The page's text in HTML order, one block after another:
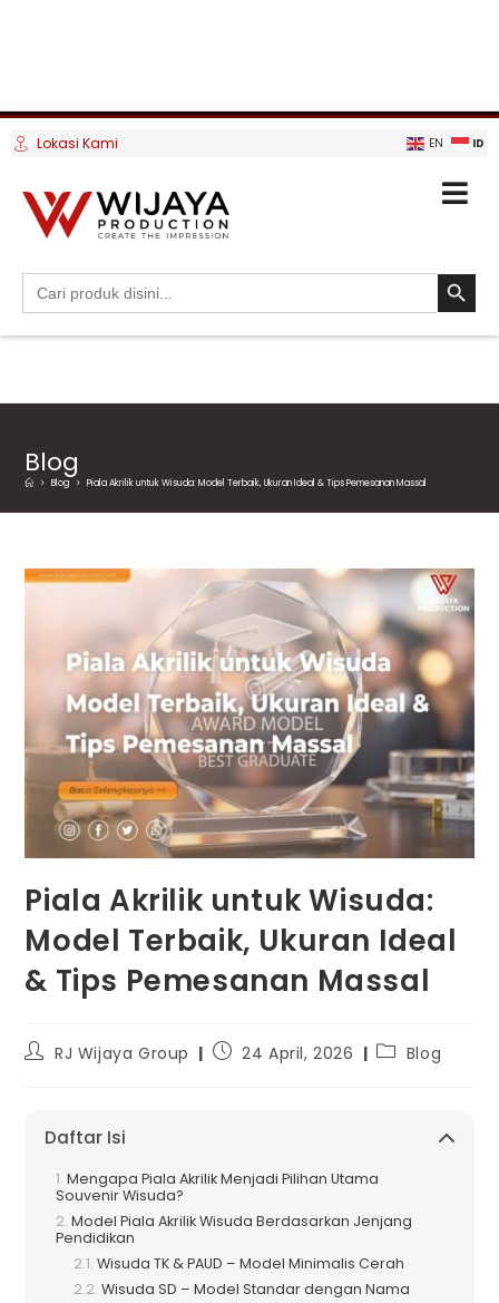
Lokasi Kami EN ID
Search
for:
SEARCH
Blog
> Blog > Piala Akrilik untuk Wisuda: Model Terbaik, Ukuran Ideal & Tips Pemesanan Massal
Piala Akrilik untuk Wisuda:
Model Terbaik, Ukuran Ideal
& Tips Pemesanan Massal
RJ Wijaya Group 24 April, 2026 Blog
Daftar Isi
Mengapa Piala Akrilik Menjadi Pilihan Utama
Souvenir Wisuda?
Model Piala Akrilik Wisuda Berdasarkan Jenjang
Pendidikan
Wisuda TK & PAUD – Model Minimalis Cerah
Wisuda SD – Model Standar dengan Nama